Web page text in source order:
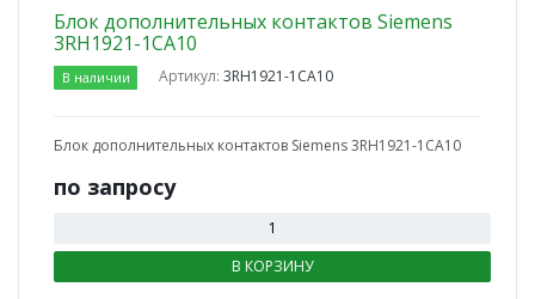
Блок дополнительных контактов Siemens
3RH1921-1CA10
В наличии Артикул:3RН1921-1СА10
Блок дополнительных контактов Siemens 3RH1921-1CA10
по запросу
В КОРЗИНУ